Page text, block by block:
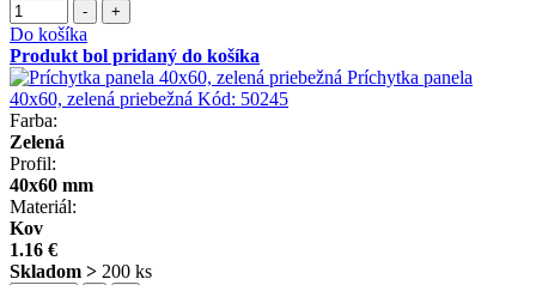
- +
Do košíka
Produkt bol pridaný do košíka
Príchytka panela
40x60, zelená priebežná Kód: 50245
Farba:
Zelená
Profil:
40x60 mm
Materiál:
Kov
1.16 €
Skladom > 200 ks